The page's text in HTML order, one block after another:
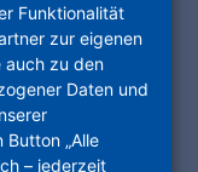
erstellte die
das Projekt-
Funktionalität
zur eigenen
auch zu den
Daten und
Button „Alle
– jederzeit